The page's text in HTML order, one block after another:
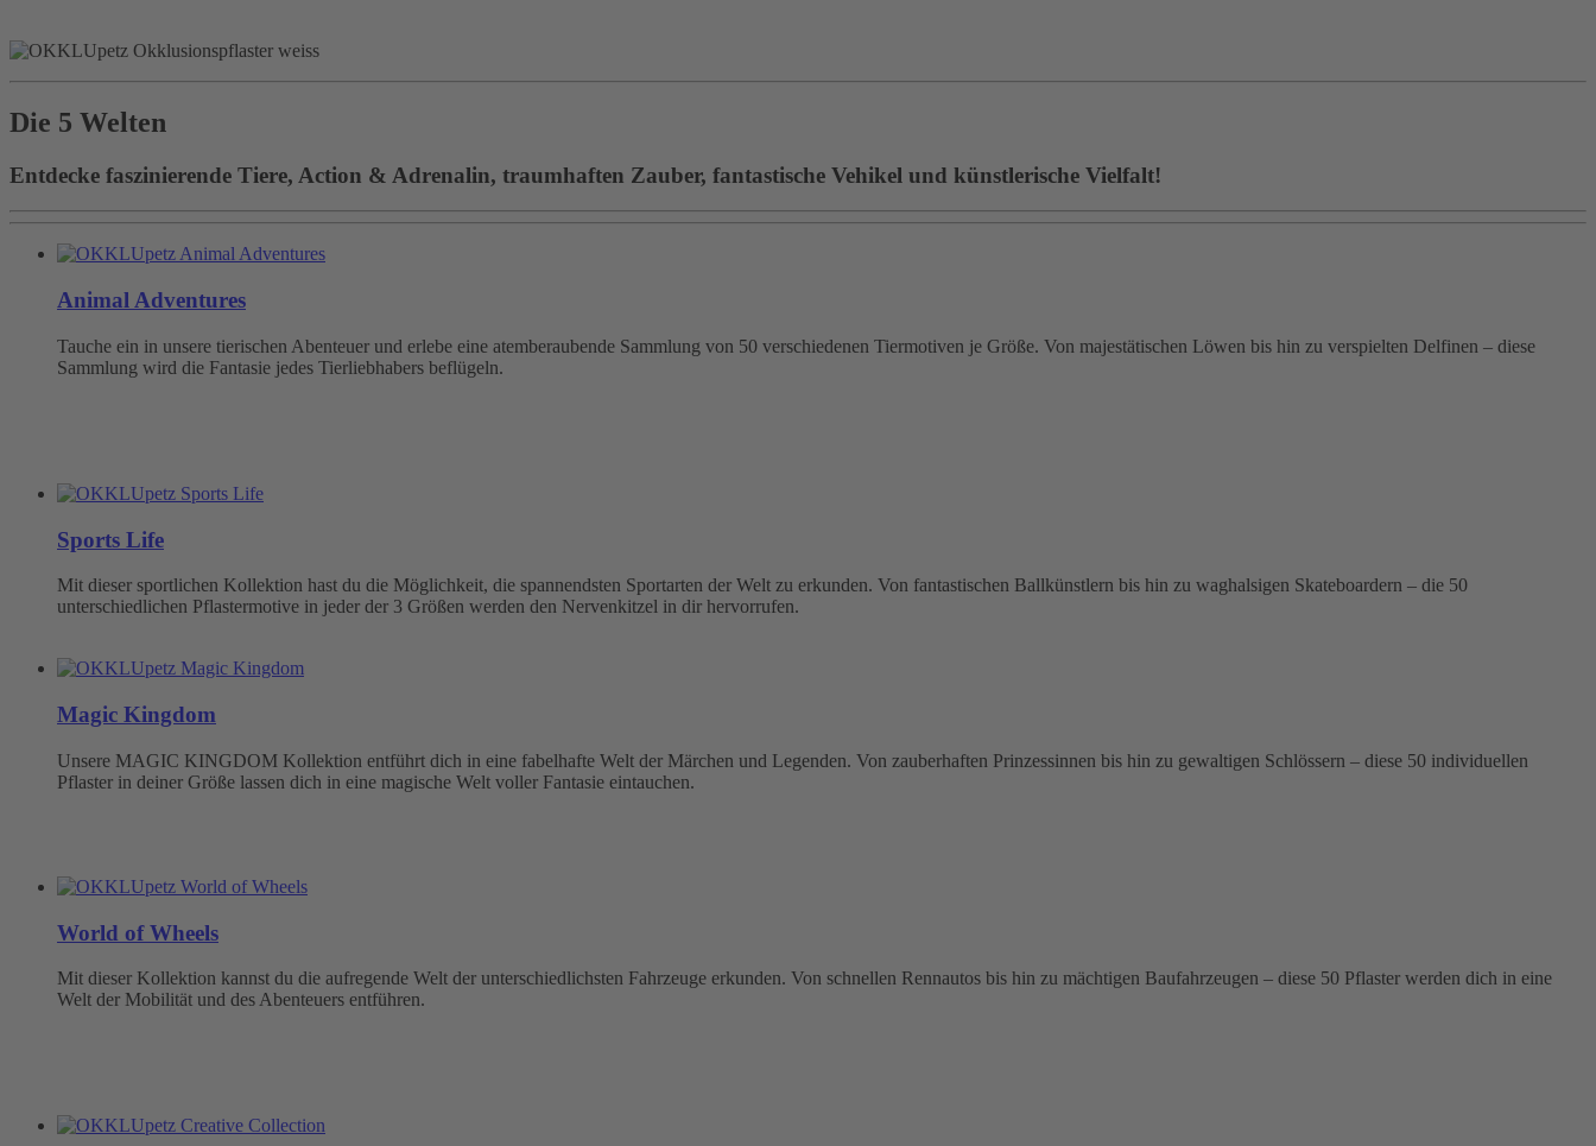
Die 5 Welten
Entdecke faszinierende Tiere, Action & Adrenalin, traumhaften Zauber, fantastische Vehikel und künstlerische Vielfalt!
Animal Adventures
Tauche ein in unsere tierischen Abenteuer und erlebe eine atemberaubende Sammlung von 50 verschiedenen Tiermotiven je Größe. Von majestätischen Löwen bis hin zu verspielten Delfinen – diese
Sammlung wird die Fantasie jedes Tierliebhabers beflügeln.
Sports Life
Mit dieser sportlichen Kollektion hast du die Möglichkeit, die spannendsten Sportarten der Welt zu erkunden. Von fantastischen Ballkünstlern bis hin zu waghalsigen Skateboardern – die 50
unterschiedlichen Pflastermotive in jeder der 3 Größen werden den Nervenkitzel in dir hervorrufen.
Magic Kingdom
Unsere MAGIC KINGDOM Kollektion entführt dich in eine fabelhafte Welt der Märchen und Legenden. Von zauberhaften Prinzessinnen bis hin zu gewaltigen Schlössern – diese 50 individuellen
Pflaster in deiner Größe lassen dich in eine magische Welt voller Fantasie eintauchen.
World of Wheels
Mit dieser Kollektion kannst du die aufregende Welt der unterschiedlichsten Fahrzeuge erkunden. Von schnellen Rennautos bis hin zu mächtigen Baufahrzeugen – diese 50 Pflaster werden dich in eine
Welt der Mobilität und des Abenteuers entführen.